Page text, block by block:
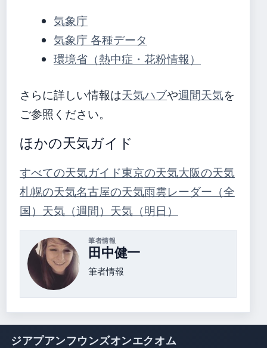
気象庁
気象庁 各種データ
環境省（熱中症・花粉情報）
さらに詳しい情報は天気ハブや週間天気を
ご参照ください。
ほかの天気ガイド
すべての天気ガイド東京の天気大阪の天気
札幌の天気名古屋の天気雨雲レーダー（全
国） 天気（週間） 天気（明日）
筆者情報
田中健一
筆者情報
ジアプアンフウンズオンエクオム